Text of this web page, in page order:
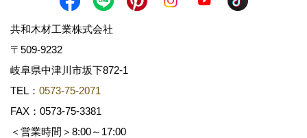
共和木材工業株式会社
〒509-9232
岐阜県中津川市坂下872‐1
TEL： 0573-75-2071
FAX：0573-75-3381
＜営業時間＞8:00～17:00